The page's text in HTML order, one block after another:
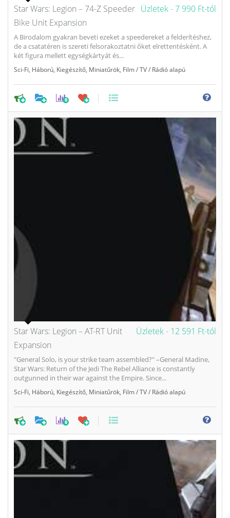
Üzletek -7 990 Ft-tól
Star Wars: Legion – 74-Z Speeder
Bike Unit Expansion
A Birodalom gyakran beveti ezeket a speedereket a felderítéshez,
de a csatatéren is szereti felsorakoztatni őket elrettentésként. A
két figura mellett egységkártyát és...
Sci-Fi Háború Kiegészítő Miniatűrök Film / TV / Rádió alapú
0
Üzletek - 12 591 Ft-tól
Star Wars: Legion – AT-RT Unit
Expansion
"General Solo, is your strike team assembled?" –General Madine,
Star Wars: Return of the Jedi The Rebel Alliance is constantly
outgunned in their war against the Empire. Since...
Sci-Fi Háború Kiegészítő Miniatűrök Film / TV / Rádió alapú
0